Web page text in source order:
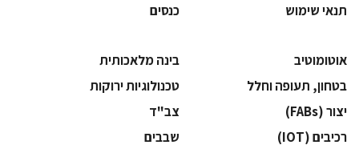
תנאי שימוש
כנסים
אוטומוטיב
בינה מלאכותית
בטחון, תעופה וחלל
‫טכנולוגיות ירוקות‬
‫יצור (‪(FABs‬‬
‫צב"ד‬
‫רכיבים‬ (IOT)
‫שבבים‬